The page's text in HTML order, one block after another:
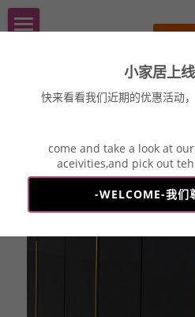
做行业第一
course丨历程
wood丨木作
leather丨皮作
MICIM丨小家居
返回
小家居上线
快来看看我们近期的优惠活动
come and take a look at
aceivities,and pick out
-WELCOME-我们